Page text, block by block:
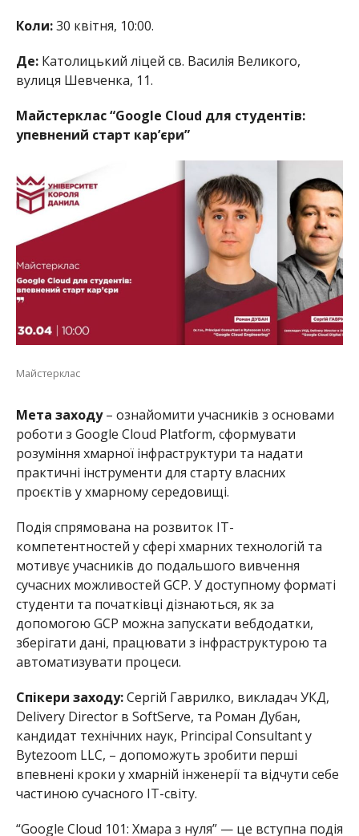
Коли:30 квітня, 10:00.
Де:Католицький ліцей св. Василія Великого,
вулиця Шевченка, 11.
Майстерклас “Google Cloud для студентів:
упевнений старт кар’єри”
Майстерклас
Мета заходу– ознайомити учасників з основами
роботи з Google Cloud Platform, сформувати
розуміння хмарної інфраструктури та надати
практичні інструменти для старту власних
проєктів у хмарному середовищі.
Подія спрямована на розвиток ІТ-
компетентностей у сфері хмарних технологій та
мотивує учасників до подальшого вивчення
сучасних можливостей GCP. У доступному форматі
студенти та початківці дізнаються, як за
допомогою GCP можна запускати вебдодатки,
зберігати дані, працювати з інфраструктурою та
автоматизувати процеси.
Спікери заходу:Сергій Гаврилко, викладач УКД,
Delivery Director в SoftServe, та Роман Дубан,
кандидат технічних наук, Principal Consultant у
Bytezoom LLC, – допоможуть зробити перші
впевнені кроки у хмарній інженерії та відчути себе
частиною сучасного ІТ-світу.
“Google Cloud 101: Хмара з нуля” — це вступна подія